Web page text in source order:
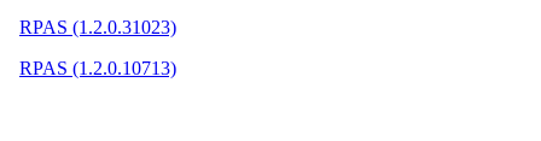
RPAS (1.2.0.31023)
RPAS (1.2.0.10713)